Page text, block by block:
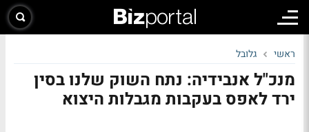
ראשי גלובל
מנכ"ל אנבידיה: נתח השוק שלנו בסין
ירד לאפס בעקבות מגבלות היצוא